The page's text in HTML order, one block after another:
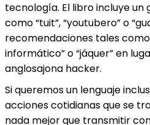
tecnología. El libro incluye
como “tuit”, “youtubero” o
recomendaciones tales
informático” o “jáquer” en
anglosajona hacker.
Si queremos un lenguaje
acciones cotidianas que se
nada mejor que transmitir